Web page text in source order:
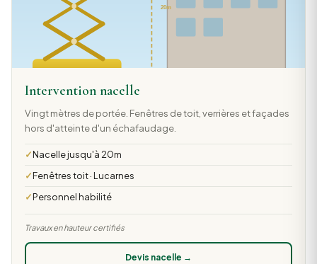
Intervention nacelle
Vingt mètres de portée. Fenêtres de toit, verrières et façades
hors d'atteinte d'un échafaudage.
Nacelle jusqu'à 20m
Fenêtres toit · Lucarnes
Personnel habilité
Travaux en hauteur certifiés
Devis nacelle →